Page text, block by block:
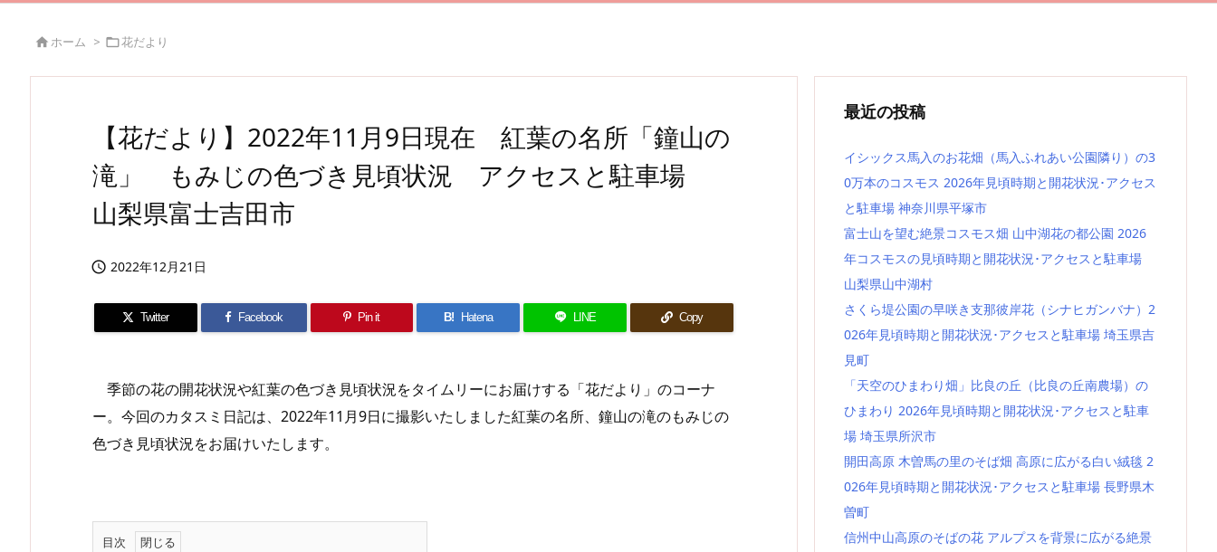
 ホーム > 花だより
【花だより】2022年11月9日現在 紅葉の名所「鐘山の
滝」 もみじの色づき見頃状況 アクセスと駐車場
山梨県富士吉田市
 2022年12月21日
Twitter Facebook Pin it B! Hatena LINE Copy
季節の花の開花状況や紅葉の色づき見頃状況をタイムリーにお届けする「花だより」のコーナ
ー。今回のカタスミ日記は、2022年11月9日に撮影いたしました紅葉の名所、鐘山の滝のもみじの
色づき見頃状況をお届けいたします。
目次
最近の投稿
イシックス馬入のお花畑（馬入ふれあい公園隣り）の3
0万本のコスモス 2026年見頃時期と開花状況･アクセス
と駐車場 神奈川県平塚市
富士山を望む絶景コスモス畑 山中湖花の都公園 2026
年コスモスの見頃時期と開花状況･アクセスと駐車場
山梨県山中湖村
さくら堤公園の早咲き支那彼岸花（シナヒガンバナ）2
026年見頃時期と開花状況･アクセスと駐車場 埼玉県吉
見町
「天空のひまわり畑」比良の丘（比良の丘南農場）の
ひまわり 2026年見頃時期と開花状況･アクセスと駐車
場 埼玉県所沢市
開田高原 木曽馬の里のそば畑 高原に広がる白い絨毯 2
026年見頃時期と開花状況･アクセスと駐車場 長野県木
曽町
信州中山高原のそばの花 アルプスを背景に広がる絶景